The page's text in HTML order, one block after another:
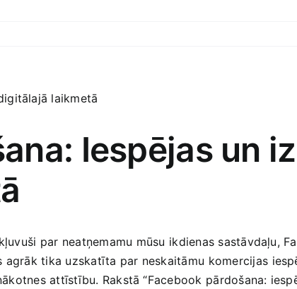
Iespējas un
par⁤ neatņemamu ⁢mūsu ⁢ikdienas sastāvdaļu,
tika ‌uzskatīta par​ neskaitāmu⁢ komercijas
attīstību. Rakstā “Facebook ⁣pārdošana: